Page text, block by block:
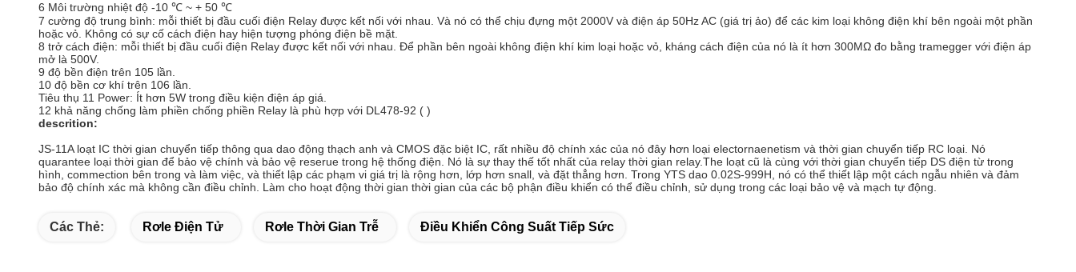
6 Môi trường nhiệt độ -10 ℃ ~ + 50 ℃
7 cường độ trung bình: mỗi thiết bị đầu cuối điện Relay được kết nối với nhau. Và nó có thể chịu đựng một 2000V và điện áp 50Hz AC (giá trị ảo) để các kim loại không điện khí bên ngoài một phần
hoặc vỏ. Không có sự cố cách điện hay hiện tượng phóng điện bề mặt.
8 trở cách điện: mỗi thiết bị đầu cuối điện Relay được kết nối với nhau. Để phần bên ngoài không điện khí kim loại hoặc vỏ, kháng cách điện của nó là ít hơn 300MΩ đo bằng tramegger với điện áp
mở là 500V.
9 độ bền điện trên 105 lần.
10 độ bền cơ khí trên 106 lần.
Tiêu thụ 11 Power: Ít hơn 5W trong điều kiện điện áp giá.
12 khả năng chống làm phiền chống phiền Relay là phù hợp với DL478-92 ( )
descrition:
JS-11A loạt IC thời gian chuyển tiếp thông qua dao động thạch anh và CMOS đặc biệt IC, rất nhiều độ chính xác của nó đây hơn loại electornaenetism và thời gian chuyển tiếp RC loại. Nó
quarantee loại thời gian để bảo vệ chính và bảo vệ reserue trong hệ thống điện.
Nó là sự thay thế tốt nhất của relay thời gian relay.The loạt cũ là cùng với thời gian chuyển tiếp DS điện từ trong
hình, commection bên trong và làm việc, và thiết lập các phạm vi giá trị là rộng hơn, lớp hơn snall, và đặt thẳng hơn. Trong YTS dao 0.02S-999H, nó có thể thiết lập một cách ngẫu nhiên và đảm
bảo độ chính xác mà không cần điều chỉnh.
Làm cho hoạt động thời gian thời gian của các bộ phận điều khiển có thể điều chỉnh, sử dụng trong các loại bảo vệ và mạch tự động.
Các Thẻ: Rơle Điện Tử Rơle Thời Gian Trễ Điều Khiển Công Suất Tiếp Sức